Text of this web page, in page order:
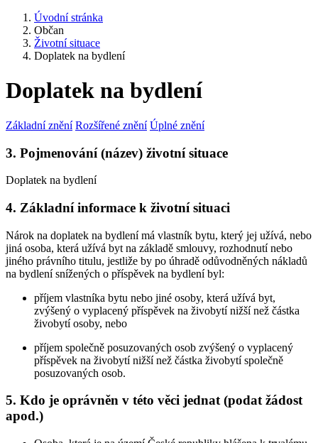
Úvodní stránka
Občan
Životní situace
Doplatek na bydlení
Doplatek na bydlení
Základní znění Rozšířené znění Úplné znění
3. Pojmenování (název) životní situace
Doplatek na bydlení
4. Základní informace k životní situaci
Nárok na doplatek na bydlení má vlastník bytu, který jej užívá, nebo
jiná osoba, která užívá byt na základě smlouvy, rozhodnutí nebo
jiného právního titulu, jestliže by po úhradě odůvodněných nákladů
na bydlení snížených o příspěvek na bydlení byl:
příjem vlastníka bytu nebo jiné osoby, která užívá byt,
zvýšený o vyplacený příspěvek na živobytí nižší než částka
živobytí osoby, nebo
příjem společně posuzovaných osob zvýšený o vyplacený
příspěvek na živobytí nižší než částka živobytí společně
posuzovaných osob.
5. Kdo je oprávněn v této věci jednat (podat žádost
apod.)